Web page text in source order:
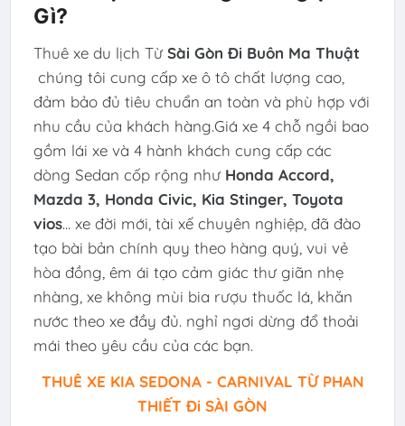
Gì?
Thuê xe du lịch TừSài Gòn Đi Buôn Ma Thuật
chúng tôi cung cấp xe ô tô chất lượng cao,
đảm bảo đủ tiêu chuẩn an toàn và phù hợp với
nhu cầu của khách hàng.Giá xe 4 chỗ ngồi bao
gồm lái xe và 4 hành khách cung cấp các
dòng Sedan cốp rộng như Honda Accord,
Mazda 3, Honda Civic, Kia Stinger, Toyota
vios... xe đời mới, tài xế chuyên nghiệp, đã đào
tạo bài bản chính quy theo hàng quý, vui vẻ
hòa đồng, êm ái tạo cảm giác thư giãn nhẹ
nhàng, xe không mùi bia rượu thuốc lá, khăn
nước theo xe đầy đủ. nghỉ ngơi dừng đổ thoải
mái theo yêu cầu của các bạn.
THUÊ XE KIA SEDONA - CARNIVAL TỪ PHAN
THIẾT Đi SÀI GÒN